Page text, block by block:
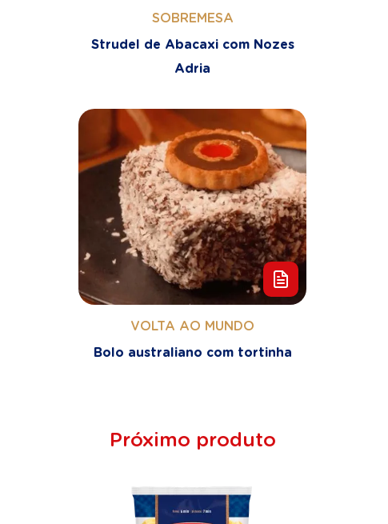
SOBREMESA
Strudel de Abacaxi com Nozes
Adria
VOLTA AO MUNDO
Bolo australiano com tortinha
Próximo produto